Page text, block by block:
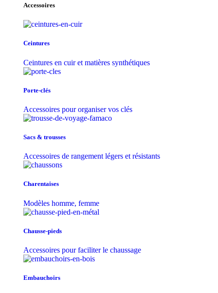
Accessoires
Ceintures
Ceintures en cuir et matières synthétiques
Porte-clés
Accessoires pour organiser vos clés
Sacs & trousse​s
Accessoires de rangement légers et résistants
Charentaises
Modèles homme, femme
Chausse-pieds
Accessoires pour faciliter le chaussage
Embauchoirs